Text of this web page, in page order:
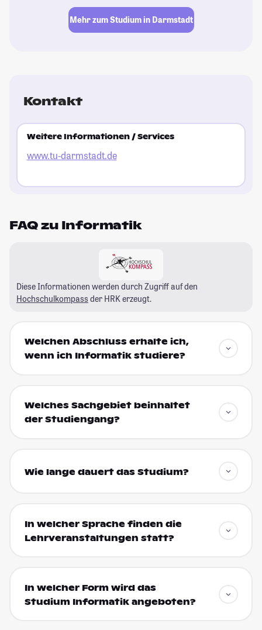
Mehr zum Studium in Darmstadt
Kontakt
Weitere Informationen / Services
www.tu-darmstadt.de
FAQ zu Informatik
Diese Informationen werden durch Zugriff auf den
Hochschulkompass der HRK erzeugt.
Welchen Abschluss erhalte ich,
wenn ich Informatik studiere?
Welches Sachgebiet beinhaltet
der Studiengang?
Wie lange dauert das Studium?
In welcher Sprache finden die
Lehrveranstaltungen statt?
In welcher Form wird das
Studium Informatik angeboten?